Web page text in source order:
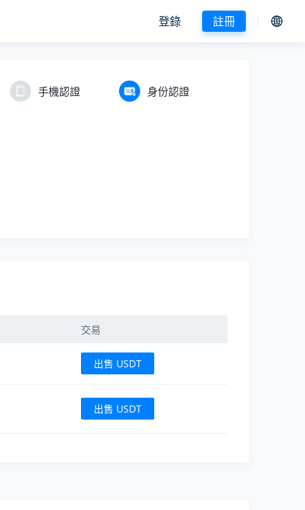
登錄 註冊
手機認證 身份認證
交易
出售 USDT
出售 USDT